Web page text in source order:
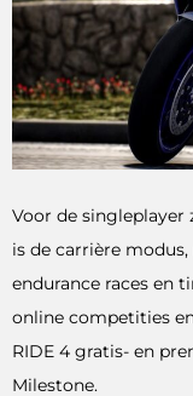
Voor de singleplayer
is de carrière
endurance races en
online competities
RIDE 4 gratis- en
Milestone.